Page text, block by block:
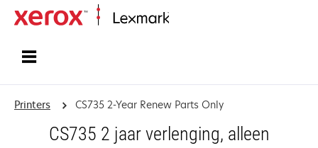
Printers CS735 2-Year Renew Parts Only
CS735 2 jaar verlenging, alleen